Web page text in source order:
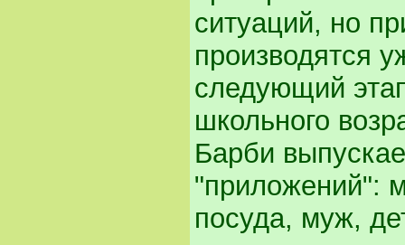
ситуаций, но
производятся
следующий
школьного
Барби
"приложений":
посуда, муж,